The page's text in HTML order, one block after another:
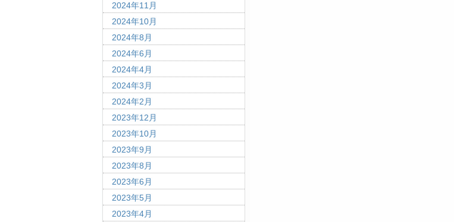
2024年11月
2024年10月
2024年8月
2024年6月
2024年4月
2024年3月
2024年2月
2023年12月
2023年10月
2023年9月
2023年8月
2023年6月
2023年5月
2023年4月